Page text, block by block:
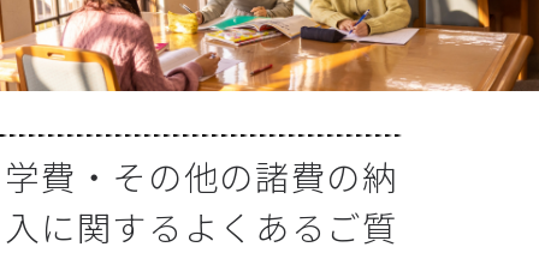
学費・その他の諸費の納
入に関するよくあるご質